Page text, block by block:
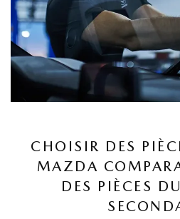
CHOISIR DES
MAZDA
DES PIÈCES